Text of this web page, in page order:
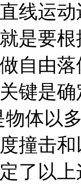
线运
是要
自由
键是
体以
撞击
了以